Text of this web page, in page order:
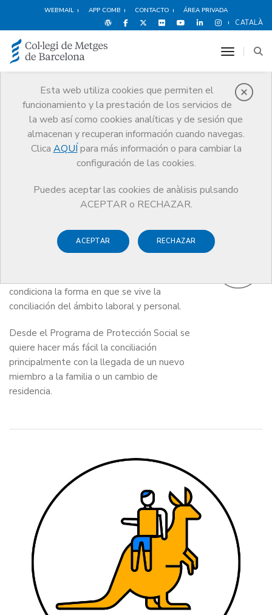
WEBMAIL APP COMB CONTACTO ÁREA PRIVADA
CATALÀ
Esta web utiliza cookies que permiten el
funcionamiento y la prestación de los servicios de
la web así como cookies analíticas y de sesión que
almacenan y recuperan información cuando navegas.
Clica AQUÍ para más información o para cambiar la
configuración de las cookies.
Puedes aceptar las cookies de anàlisis pulsando
ACEPTAR o RECHAZAR.
ACEPTAR RECHAZAR
toggle
Protección social
Servicios Salud y bienestar del médico
Protección social
Ayudas y prestaciones del programa
El tiempo disponible, las responsabilidades
condiciona la forma en que se vive la
conciliación del ámbito laboral y personal.
Desde el Programa de Protección Social se
quiere hacer más fácil la conciliación
principalmente con la llegada de un nuevo
miembro a la familia o un cambio de
residencia.